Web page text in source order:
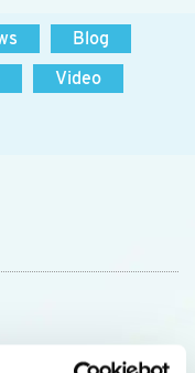
Blog
Video
acties en tips